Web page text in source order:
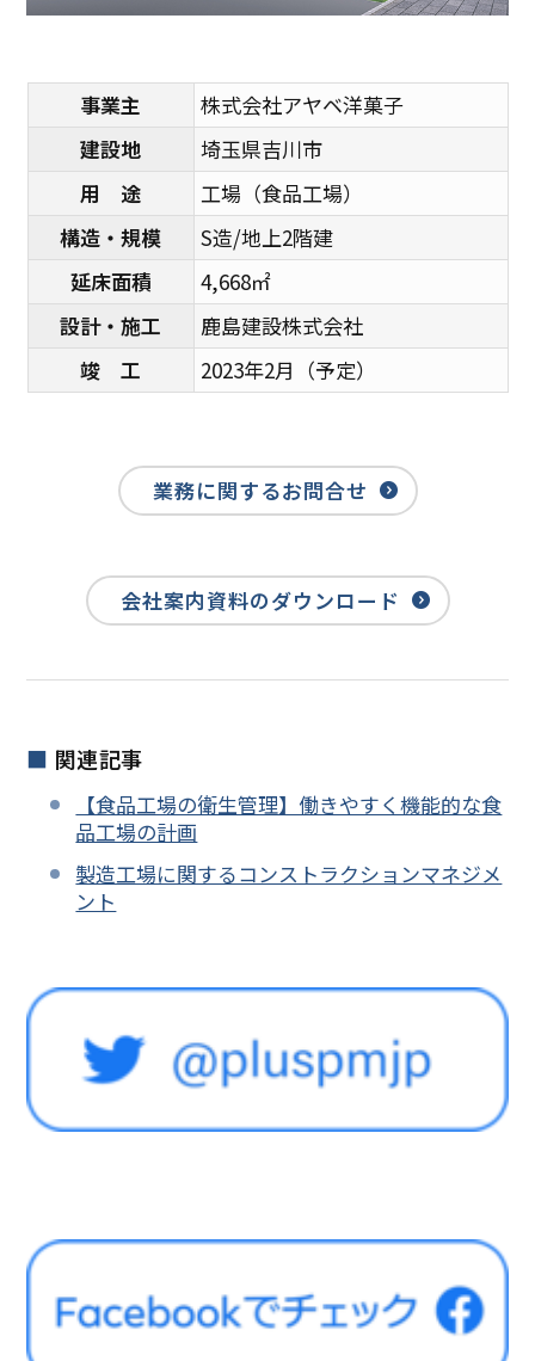
事業主
株式会社アヤベ洋菓子
建設地
埼玉県吉川市
用 途
工場（食品工場）
構造・規模
S造/地上2階建
延床面積
4,668㎡
設計・施工
鹿島建設株式会社
竣 工
2023年2月（予定）
業務に関するお問合せ
会社案内資料のダウンロード
関連記事
【食品工場の衛生管理】働きやすく機能的な食
品工場の計画
製造工場に関するコンストラクションマネジメ
ント